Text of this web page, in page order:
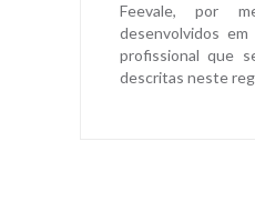
Feevale, por
desenvolvidos
profissional que
descritas neste